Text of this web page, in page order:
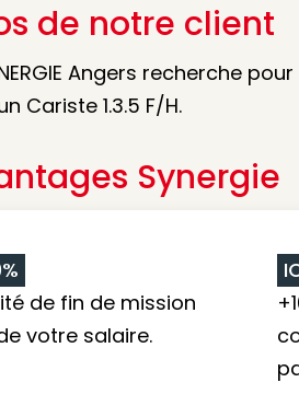
de notre client
Angers recherche
Cariste 1.3.5 F/H.
Synergie
de fin de mission
votre salaire.